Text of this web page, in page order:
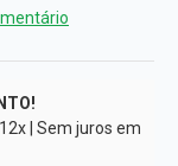
| Sem juros em